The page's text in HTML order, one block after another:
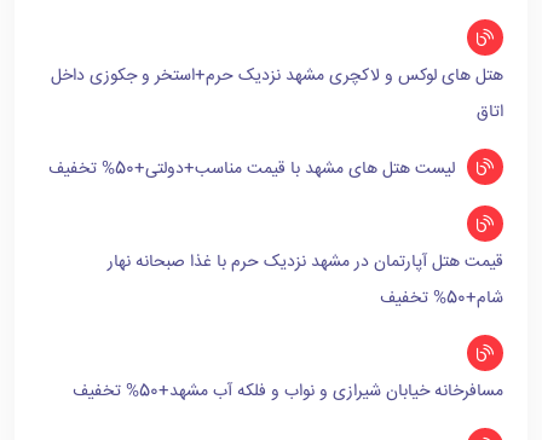
هتل های لوکس و لاکچری مشهد نزدیک حرم+استخر و جکوزی داخل
اتاق
لیست هتل های مشهد با قیمت مناسب+دولتی+50% تخفیف
قیمت هتل آپارتمان در مشهد نزدیک حرم با غذا صبحانه نهار
شام+50% تخفیف
مسافرخانه خیابان شیرازی و نواب و فلکه آب مشهد+50% تخفیف